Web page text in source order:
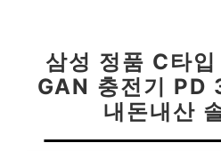
삼성 정품 C타
GAN 충전기 PD
내돈내산